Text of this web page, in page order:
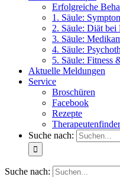
Erfolgreiche
1. Säule:
2. Säule: Diät bei
3. Säule:
4. Säule:
5. Säule: Fitness
Aktuelle Meldungen
Service
Broschüren
Facebook
Rezepte
Therapeutenfinder
Suche nach:
Suche nach: